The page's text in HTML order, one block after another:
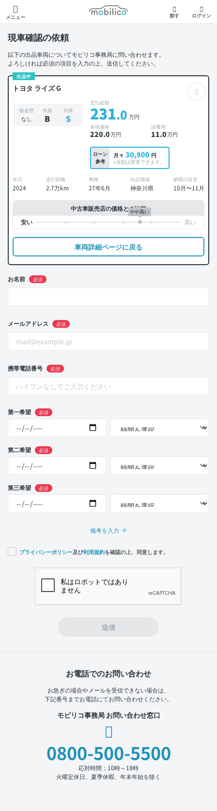
メニュー
モビリコ
探す ログイン
現車確認の依頼
以下の出品車両についてモビリコ事務局に問い合わせます。
よろしければ必須の項目を入力の上、送信してください。
出品中
トヨタ ライズ G
板金歴
なし
外装
B
内装
S
支払総額
231.0 万円
本体価格
220.0万円
諸費用
11.0万円
ローン
参考
月々 30,900 円
※金額は変更できます。
年式
2024
走行距離
2.7万km
車検
27年6月
出品地域
神奈川県
納期の目安
10月〜11月
中古車販売店の価格との比較
やや高い
車両詳細ページに戻る
お名前 必須
メールアドレス 必須
携帯電話番号 必須
第一希望 必須
第二希望 必須
第三希望 必須
備考を入力
プライバシーポリシー及び利用規約を確認の上、同意します。
送信
お電話でのお問い合わせ
お急ぎの場合やメールを受信できない場合は、
下記番号までお電話にてお問い合わせください。
モビリコ事務局 お問い合わせ窓口
0800-500-5500
応対時間：10時～18時
火曜定休日、夏季休暇、年末年始を除く